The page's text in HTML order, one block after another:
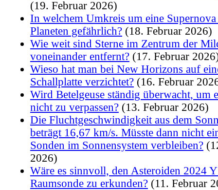
(19. Februar 2026)
In welchem Umkreis um eine
Planeten gefährlich? (18. Februar 2026)
Wie weit sind Sterne im Zentrum der
voneinander entfernt? (17. Februar
Wieso hat man bei New Horizons auf
Schallplatte verzichtet? (16. Februar
Wird Betelgeuse ständig überwacht, um
nicht zu verpassen? (13. Februar 2026)
Die Fluchtgeschwindigkeit aus dem
beträgt 16,67 km/s. Müsste dann nicht
Sonden im Sonnensystem verbleiben?
2026)
Wäre es sinnvoll, den Asteroiden 2024
Raumsonde zu erkunden? (11. Februar